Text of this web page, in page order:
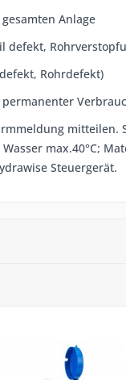
Anlage
defekt,
Rohrdefekt)
mitteilen.
max.40°C;
Steuergerät.